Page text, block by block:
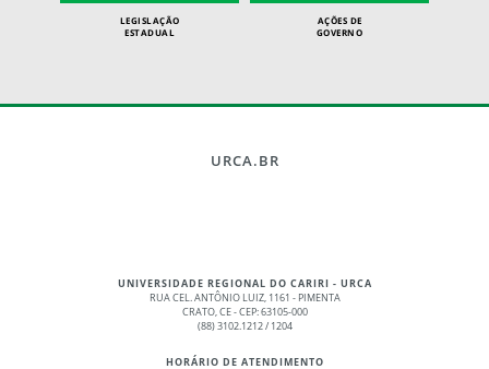
LEGISLAÇÃO
ESTADUAL
AÇÕES DE
GOVERNO
URCA.BR
UNIVERSIDADE REGIONAL DO CARIRI - URCA
RUA CEL. ANTÔNIO LUIZ, 1161 - PIMENTA
CRATO, CE - CEP: 63105-000
(88) 3102.1212 / 1204
HORÁRIO DE ATENDIMENTO